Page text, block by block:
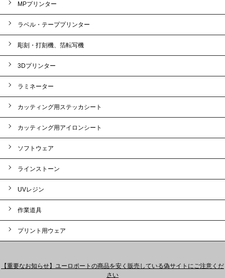
MPプリンター
ラベル・テーププリンター
彫刻・打刻機、箔転写機
3Dプリンター
ラミネーター
カッティング用ステッカシート
カッティング用アイロンシート
ソフトウェア
ラインストーン
UVレジン
作業道具
プリント用ウェア
【重要なお知らせ】ユーロポートの商品を安く販売している偽サイトにご注意くだ
さい